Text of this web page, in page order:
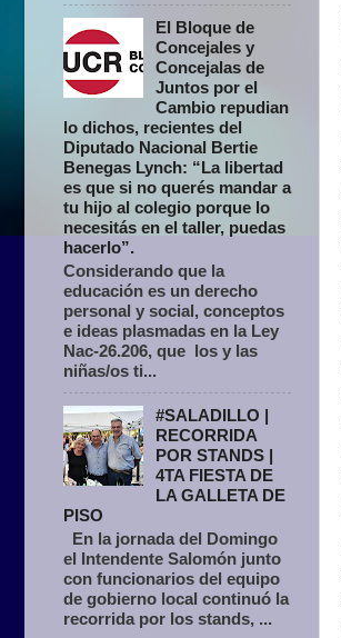
El Bloque de
Concejales y
Concejalas de
Juntos por el
Cambio repudian
lo dichos, recientes del
Diputado Nacional Bertie
Benegas Lynch: “La libertad
es que si no querés mandar a
tu hijo al colegio porque lo
necesitás en el taller, puedas
hacerlo”.
Considerando que la
educación es un derecho
personal y social, conceptos
e ideas plasmadas en la Ley
Nac-26.206, que los y las
niñas/os ti...
#SALADILLO |
RECORRIDA
POR STANDS |
4TA FIESTA DE
LA GALLETA DE
PISO
En la jornada del Domingo
el Intendente Salomón junto
con funcionarios del equipo
de gobierno local continuó la
recorrida por los stands, ...